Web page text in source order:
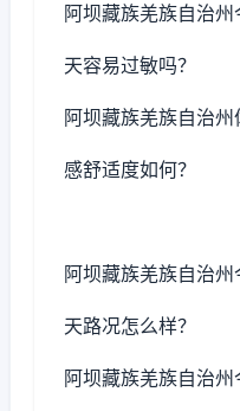
阿坝藏族羌族自治州
天容易过敏吗？
阿坝藏族羌族自治州
感舒适度如何？
阿坝藏族羌族自治州
天路况怎么样？
阿坝藏族羌族自治州